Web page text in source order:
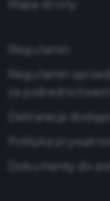
Mapa strony
Regulamin
Regulamin
za
Deklaracja
Polityka
Dokumenty do